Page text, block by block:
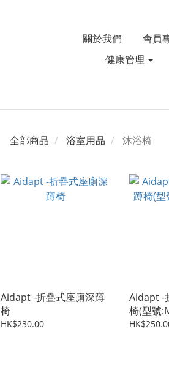
關於我們 會員
健康管理
全部商品 浴室用品 沐浴椅
Aidapt -折疊式座廁深蹲
椅
HK$230.00
Aidapt -
椅(型號